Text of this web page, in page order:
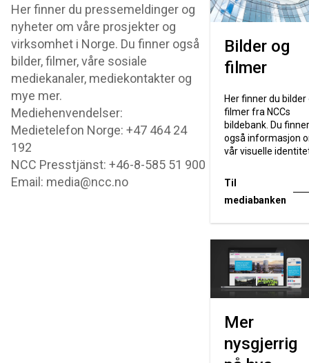
Her finner du pressemeldinger og
nyheter om våre prosjekter og
virksomhet i Norge. Du finner også
bilder, filmer, våre sosiale
mediekanaler, mediekontakter og
mye mer.
Mediehenvendelser:
Medietelefon Norge: +47 464 24
192
NCC Presstjänst: +46-8-585 51 900
Email: media@ncc.no
Bilder og
filmer
Her finner du bilder
filmer fra NCCs
bildebank. Du finner
også informasjon
vår visuelle
Til
mediabanken
Mer
nysgjerrig